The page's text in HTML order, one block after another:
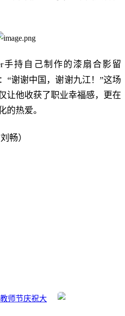
手持自己制作的漆扇合影留
“谢谢中国，谢谢九江！ ”这场
让他收获了职业幸福感，更在
的热爱。
刘畅）
师节庆祝大